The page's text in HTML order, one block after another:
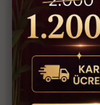
KARGO BEDAVA